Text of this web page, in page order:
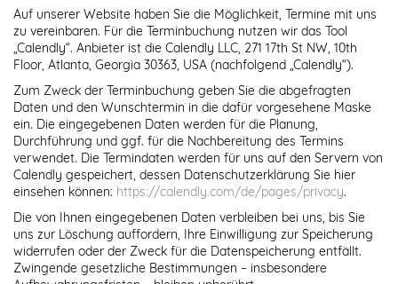
Auf unserer Website haben Sie die Möglichkeit, Termine mit uns
zu vereinbaren. Für die Terminbuchung nutzen wir das Tool
„Calendly“. Anbieter ist die Calendly LLC, 271 17th St NW, 10th
Floor, Atlanta, Georgia 30363, USA (nachfolgend „Calendly“).
Zum Zweck der Terminbuchung geben Sie die abgefragten
Daten und den Wunschtermin in die dafür vorgesehene Maske
ein. Die eingegebenen Daten werden für die Planung,
Durchführung und ggf. für die Nachbereitung des Termins
verwendet. Die Termindaten werden für uns auf den Servern von
Calendly gespeichert, dessen Datenschutzerklärung Sie hier
einsehen können: https://calendly.com/de/pages/privacy.
Die von Ihnen eingegebenen Daten verbleiben bei uns, bis Sie
uns zur Löschung auffordern, Ihre Einwilligung zur Speicherung
widerrufen oder der Zweck für die Datenspeicherung entfällt.
Zwingende gesetzliche Bestimmungen – insbesondere